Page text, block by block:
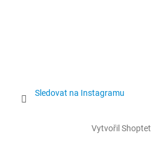
Sledovat na Instagramu
Vytvořil Shoptet